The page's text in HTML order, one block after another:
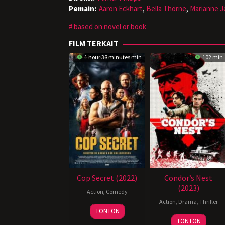
Pemain: Aaron Eckhart, Bella Thorne, Marianne
based on novel or book
FILM TERKAIT
1 hour 38 minutes min
Cop Secret (2022)
Action Comedy
20
October
TONTON
102 min
Condor’s Nest
(2023)
Action Drama Thriller
TONTON